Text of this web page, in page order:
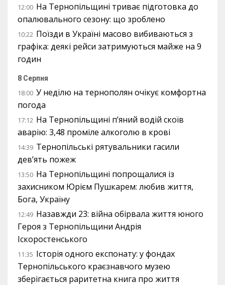
12:00 На Тернопільщині триває підготовка до
опалювального сезону: що зроблено
10:22 Поїзди в Україні масово вибиваються з
графіка: деякі рейси затримуються майже на 9
годин
8 Серпня
18:00 У неділю на тернополян очікує комфортна
погода
17:12 На Тернопільщині п’яний водій скоїв
аварію: 3,48 проміле алкоголю в крові
14:39 Тернопільські рятувальники гасили
дев’ять пожеж
13:50 На Тернопільщині попрощалися із
захисником Юрієм Пушкарем: любив життя,
Бога, Україну
12:49 Назавжди 23: війна обірвала життя юного
Героя з Тернопільщини Андрія
Іскоростенського
11:35 Історія одного експонату: у фондах
Тернопільського краєзнавчого музею
зберігається раритетна книга про життя